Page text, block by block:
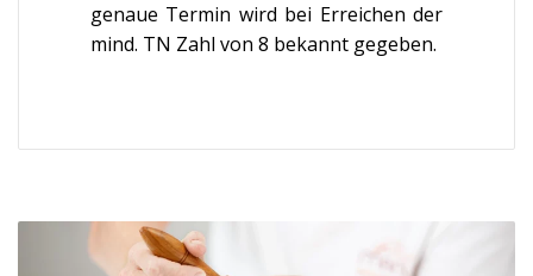
genaue Termin wird bei Erreichen der
mind. TN Zahl von 8 bekannt gegeben.